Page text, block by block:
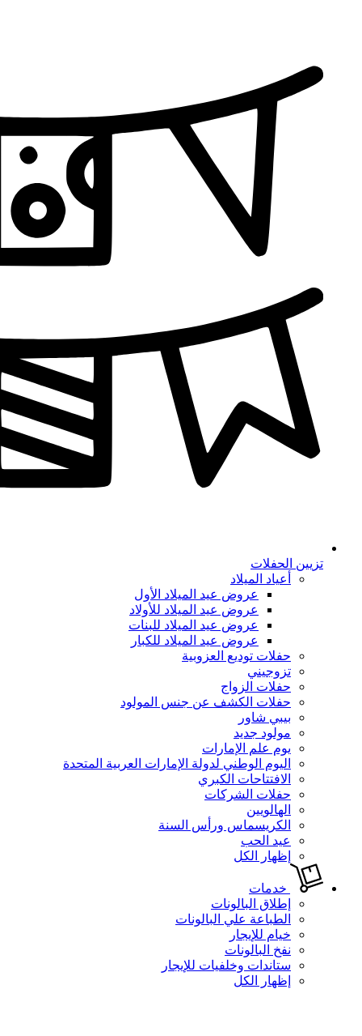
تزيين الحفلات
أعياد الميلاد
عروض عيد الميلاد الأول
عروض عيد الميلاد للأولاد
عروض عيد الميلاد للبنات
عروض عيد الميلاد للكبار
حفلات توديع العزوبية
تزوجيني
حفلات الزواج
حفلات الكشف عن جنس المولود
بيبي شاور
مولود جديد
يوم علم الإمارات
اليوم الوطني لدولة الإمارات العربية المتحدة
الافتتاحات الكبري
حفلات الشركات
الهالويين
الكريسماس ورأس السنة
عيد الحب
إظهار الكل
خدمات
إطلاق البالونات
الطباعة علي البالونات
خيام للإيجار
نفخ البالونات
ستاندات وخلفيات للإيجار
إظهار الكل